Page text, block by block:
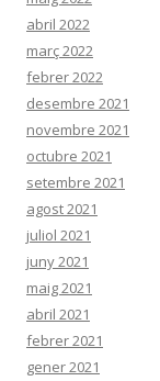
abril 2022
març 2022
febrer 2022
desembre 2021
novembre 2021
octubre 2021
setembre 2021
agost 2021
juliol 2021
juny 2021
maig 2021
abril 2021
febrer 2021
gener 2021